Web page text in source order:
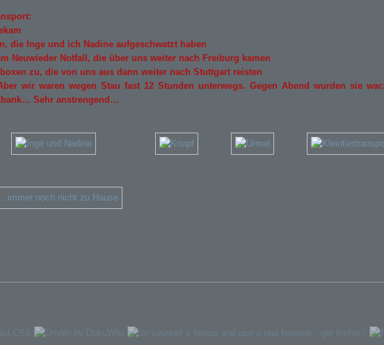
die Inge und ich Nadine aufgeschwatzt haben
Neuwieder Notfall, die über uns weiter nach Freiburg kamen
zu, die von uns aus dann weiter nach Stuttgart reisten
wir waren wegen Stau fast 12 Stunden unterwegs. Gegen Abend wurden sie
Sehr anstrengend…